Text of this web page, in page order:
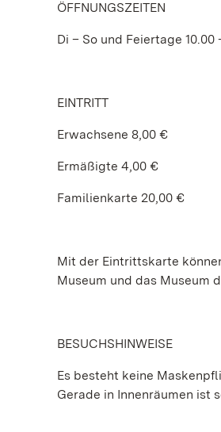
ÖFFNUNGSZEITEN
Di – So und Feiertage 10.00
EINTRITT
Erwachsene 8,00 €
Ermäßigte 4,00 €
Familienkarte 20,00 €
Mit der Eintrittskarte
Museum und das Museum
BESUCHSHINWEISE
Es besteht keine
Gerade in Innenräumen ist